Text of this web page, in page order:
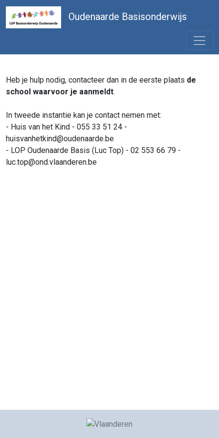
Oudenaarde Basisonderwijs
Heb je hulp nodig, contacteer dan in de eerste plaats de
school waarvoor je aanmeldt.
In tweede instantie kan je contact nemen met:
- Huis van het Kind - 055 33 51 24 -
huisvanhetkind@oudenaarde.be
- LOP Oudenaarde Basis (Luc Top) - 02 553 66 79 -
luc.top@ond.vlaanderen.be